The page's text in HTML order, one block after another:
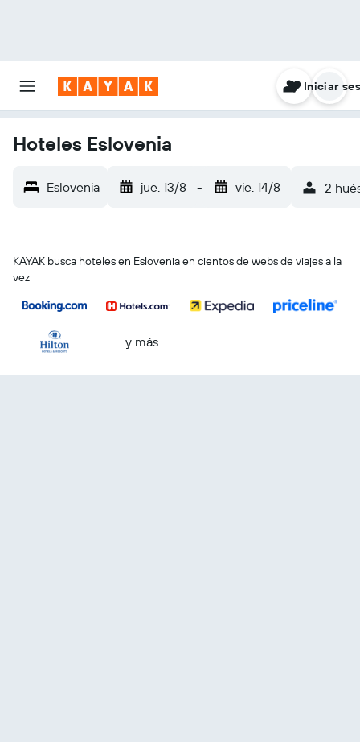
Iniciar
Hoteles Eslovenia
Eslovenia jue. 13/8 - vie. 14/8 2
KAYAK busca hoteles en Eslovenia en cientos de webs de viajes a la
vez
...y más